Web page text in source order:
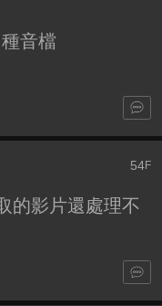
音檔
54F
的影片還處理不